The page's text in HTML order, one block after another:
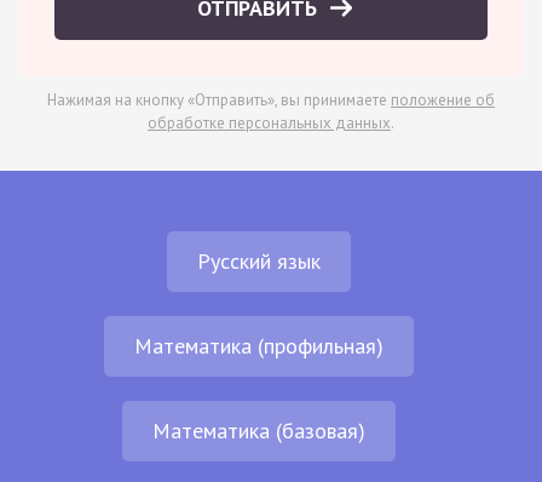
ОТПРАВИТЬ
Нажимая на кнопку «Отправить», вы принимаете положение об
обработке персональных данных.
Русский язык
Математика (профильная)
Математика (базовая)